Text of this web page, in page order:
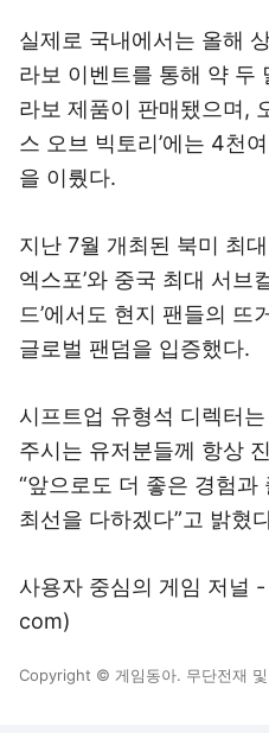
실제로 국내에서는 올해
라보 이벤트를 통해 약 두
라보 제품이 판매됐으며,
스 오브 빅토리’에는 4천
을 이뤘다.
지난 7월 개최된 북미 최
엑스포’와 중국 최대 서브
드’에서도 현지 팬들의 뜨
글로벌 팬덤을 입증했다.
시프트업 유형석 디렉터
주시는 유저분들께 항상
“앞으로도 더 좋은 경험
최선을 다하겠다”고 밝혔
사용자 중심의 게임 저널
com)
Copyright © 게임동아. 무단전재 및